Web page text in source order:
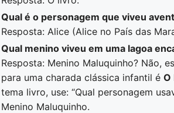
Qual é o personagem que viveu
Resposta: Alice (Alice no País das
Qual menino viveu em uma lagoa
Resposta: Menino Maluquinho? Não,
para uma charada clássica infantil é O
tema livro, use: “Qual personagem
Menino Maluquinho.